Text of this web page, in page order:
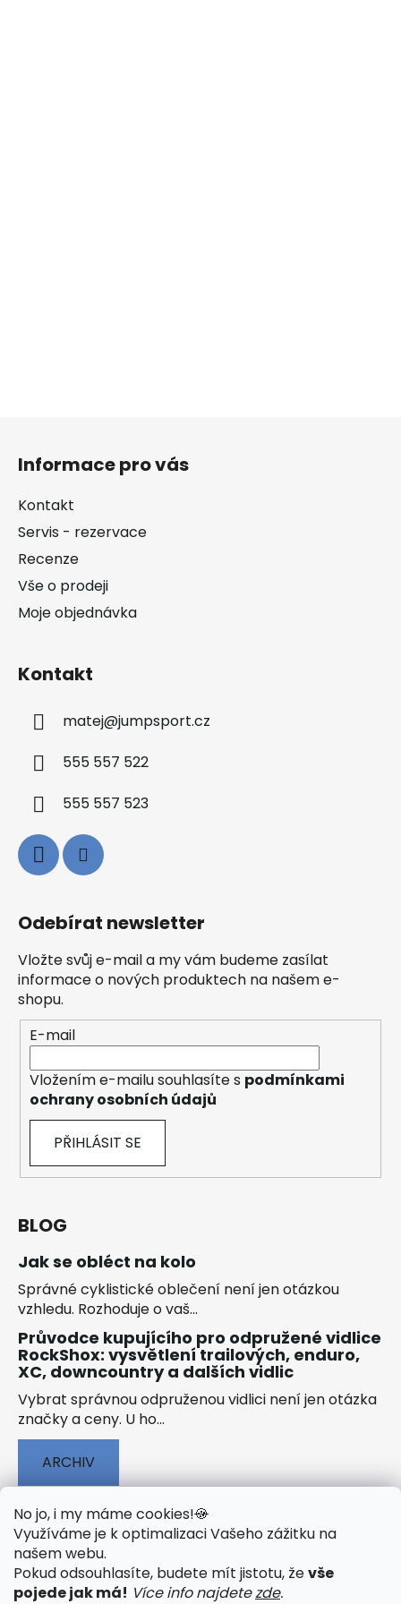
No jo, i my máme cookies!🍪
Využíváme je k optimalizaci Vašeho zážitku na
našem webu.
Pokud odsouhlasíte, budete mít jistotu, ževše
pojede jak má! Více info najdetezde.
Informace pro vás
Kontakt
Servis - rezervace
Recenze
Vše o prodeji
Moje objednávka
Kontakt
matej@jumpsport.cz
555 557 522
555 557 523
Odebírat newsletter
Vložte svůj e-mail a my vám budeme zasílat
informace o nových produktech na našem e-
shopu.
E-mail
Vložením e-mailu souhlasíte s podmínkami
ochrany osobních údajů
PŘIHLÁSIT SE
BLOG
Jak se obléct na kolo
Správné cyklistické oblečení není jen otázkou
vzhledu. Rozhoduje o vaš...
Průvodce kupujícího pro odpružené vidlice
RockShox: vysvětlení trailových, enduro,
XC, downcountry a dalších vidlic
Vybrat správnou odpruženou vidlici není jen otázka
značky a ceny. U ho...
ARCHIV
🟢 TECHNOLOGIE
🟢 O ELEKTROKOLECH
🟢 NÁVODY KE STAŽENÍ